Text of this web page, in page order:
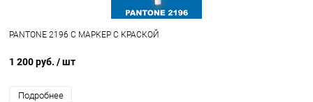
PANTONE 2196 C МАРКЕР С КРАСКОЙ
1 200 руб. / шт
Подробнее